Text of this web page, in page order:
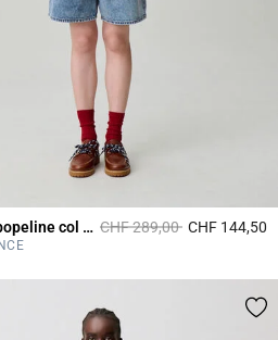
Rating
Chemise popeline col lavallière Prix réduit à partir de
CHF 289,00àCHF 144,50